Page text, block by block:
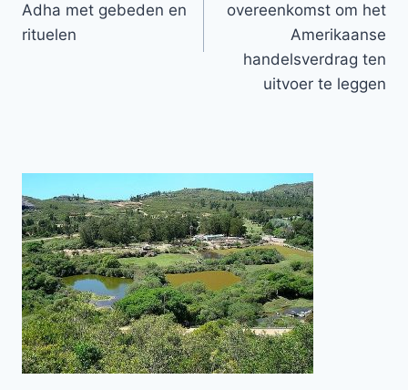
Adha met gebeden en
rituelen
overeenkomst om het
Amerikaanse
handelsverdrag ten
uitvoer te leggen